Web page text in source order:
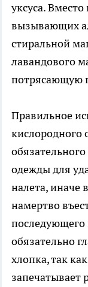
уксуса.
вызывающих
стиральной
лавандового
потрясающую
Правильное
кислородного
одежды для
налета, иначе
намертво
последующего
обязательно
хлопка, так
запечатывает